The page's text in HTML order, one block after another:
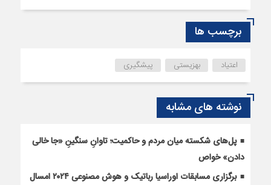
برچسب ها
اعتیاد بهزیستی پیشگیری
نوشته های مشابه
پل‌های شکسته میان مردم و حاکمیت؛ تاوانِ سنگینِ «جا خالی
دادن» خواص
برگزاری مسابقات اوراسیا رباتیک و هوش مصنوعی ۲۰۲۴ امسال